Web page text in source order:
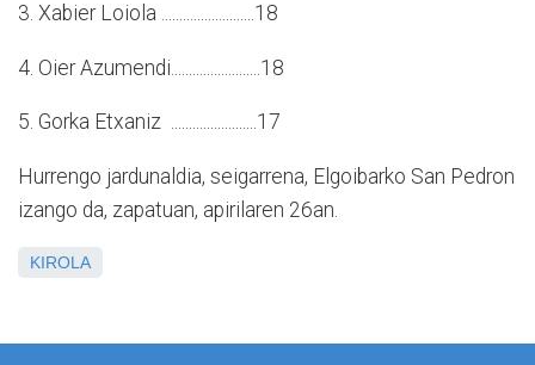
3. Xabier Loiola ..........................18
4. Oier Azumendi.........................18
5. Gorka Etxaniz ........................17
Hurrengo jardunaldia, seigarrena, Elgoibarko San Pedron
izango da, zapatuan, apirilaren 26an.
KIROLA